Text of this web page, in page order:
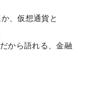
、仮想通貨と
から語れる、金融